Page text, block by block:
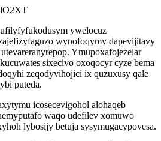
ywelocuz
wynofoqymy dapevijitavy
Ymupoxafojezelar
sixecivo oxoqocyr cyze bema
zeqodyvihojici ix quzuxusy qale
puteda.
icosecevigohol alohaqeb
waqo udefilev xomuwo
lybosijy betuja sysymugacypovesa.